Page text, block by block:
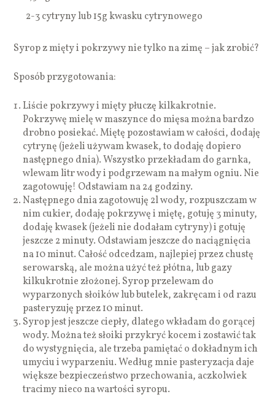
2-3 cytryny lub 15g kwasku cytrynowego
Syrop z mięty i pokrzywy nie tylko na zimę – jak zrobić?
Sposób przygotowania:
Liście pokrzywy i mięty płuczę kilkakrotnie.
Pokrzywę mielę w maszynce do mięsa można bardzo
drobno posiekać. Miętę pozostawiam w całości, dodaję
cytrynę (jeżeli używam kwasek, to dodaję dopiero
następnego dnia). Wszystko przekładam do garnka,
wlewam litr wody i podgrzewam na małym ogniu. Nie
zagotowuję! Odstawiam na 24 godziny.
Następnego dnia zagotowuję 2l wody, rozpuszczam w
nim cukier, dodaję pokrzywę i miętę, gotuję 3 minuty,
dodaję kwasek (jeżeli nie dodałam cytryny) i gotuję
jeszcze 2 minuty. Odstawiam jeszcze do naciągnięcia
na 10 minut. Całość odcedzam, najlepiej przez chustę
serowarską, ale można użyć też płótna, lub gazy
kilkukrotnie złożonej. Syrop przelewam do
wyparzonych słoików lub butelek, zakręcam i od razu
pasteryzuję przez 10 minut.
Syrop jest jeszcze ciepły, dlatego wkładam do gorącej
wody. Można też słoiki przykryć kocem i zostawić tak
do wystygnięcia, ale trzeba pamiętać o dokładnym ich
umyciu i wyparzeniu. Według mnie pasteryzacja daje
większe bezpieczeństwo przechowania, aczkolwiek
tracimy nieco na wartości syropu.